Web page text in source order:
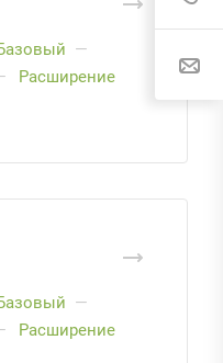
—
Расширение
—
Расширение